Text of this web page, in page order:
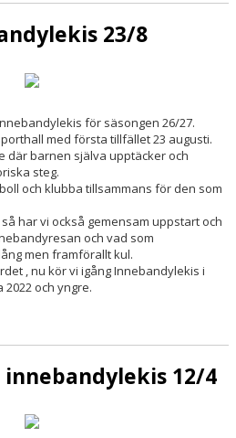
23/8
för säsongen 26/27.
med första tillfället 23 augusti.
där barnen själva upptäcker och
steg.
och klubba tillsammans för den som
har vi också gemensam uppstart och
och vad som
men framförallt kul.
, nu kör vi igång Innebandylekis i
och yngre.
innebandylekis 12/4